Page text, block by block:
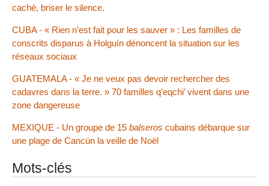
caché, briser le silence.
CUBA - « Rien n’est fait pour les sauver » : Les familles de
conscrits disparus à Holguín dénoncent la situation sur les
réseaux sociaux
GUATEMALA - « Je ne veux pas devoir rechercher des
cadavres dans la terre. » 70 familles q’eqchi’ vivent dans une
zone dangereuse
MEXIQUE - Un groupe de 15 balseros cubains débarque sur
une plage de Cancún la veille de Noël
Mots-clés